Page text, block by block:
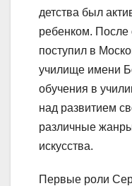
детства был
ребенком. После
поступил в
училище имени
обучения в
над развитием
различные
искусства.
Первые роли